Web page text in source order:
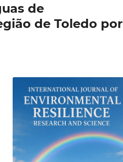
de
de Toledo por